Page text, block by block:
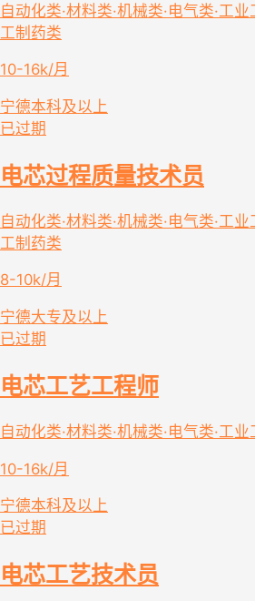
自动化类·材料类·机械类·电气类·工
工制药类
10-16k/月
宁德本科及以上
已过期
电芯过程质量技术员
自动化类·材料类·机械类·电气类·工
工制药类
8-10k/月
宁德大专及以上
已过期
电芯工艺工程师
自动化类·材料类·机械类·电气类·工
10-16k/月
宁德本科及以上
已过期
电芯工艺技术员